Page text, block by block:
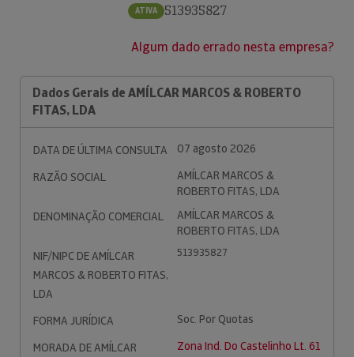
ATIVA 513935827
Algum dado errado nesta empresa?
Dados Gerais de AMÍLCAR MARCOS & ROBERTO
FITAS, LDA
DATA DE ÚLTIMA CONSULTA
07 agosto 2026
RAZÃO SOCIAL
AMÍLCAR MARCOS &
ROBERTO FITAS, LDA
DENOMINAÇÃO COMERCIAL
AMÍLCAR MARCOS &
ROBERTO FITAS, LDA
NIF/NIPC DE AMÍLCAR
MARCOS & ROBERTO FITAS,
LDA
513935827
FORMA JURÍDICA
Soc. Por Quotas
MORADA DE AMÍLCAR
Zona Ind. Do Castelinho Lt. 61